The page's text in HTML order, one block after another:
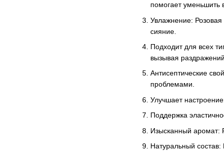
помогает уменьшить
Увлажнение:
сияние.
Подходит для всех
вызывая раздражений.
Антисептические
проблемами.
Улучшает
Поддержка
Изысканный аромат:
Натуральный состав: